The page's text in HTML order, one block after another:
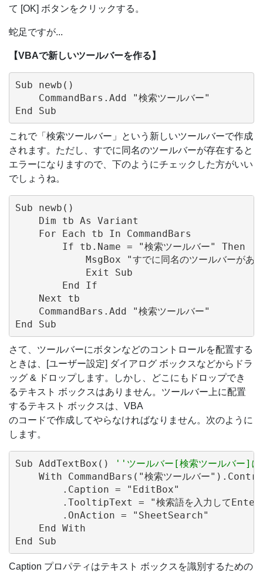
て [OK] ボタンをクリックする。
蛇足ですが...
【VBAで新しいツールバーを作る】
Sub newb()
    CommandBars.Add "検索ツールバー"
これで「検索ツールバー」という新しいツールバーで作成
されます。ただし、すでに同名のツールバーが存在すると
エラーになりますので、下のようにチェックした方がいい
でしょうね。
Sub newb()
    Dim tb As Variant
    For Each tb In CommandBars
        If tb.Name = "検索ツールバー" Then
MsgBox "すでに同名のツールバーがあ
            Exit Sub
        End If
    Next tb
    CommandBars.Add "検索ツールバー"
さて、ツールバーにボタンなどのコントロールを配置する
ときは、[ユーザー設定] ダイアログ ボックスなどからドラ
ッグ & ドロップします。しかし、どこにもドロップでき
るテキスト ボックスはありません。ツールバー上に配置
するテキスト ボックスは、VBA
のコードで作成してやらなければなりません。次のように
します。
Sub AddTextBox()
''ツールバー[検索ツールバー]に
With CommandBars("検索ツールバー
        .Caption = "EditBox"
.TooltipText = "検索語を入力してEnter
        .OnAction = "SheetSearch"
    End With
Caption プロパティはテキスト ボックスを識別するための